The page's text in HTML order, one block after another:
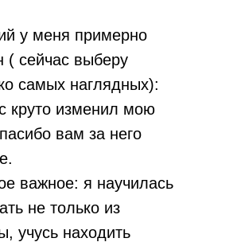
у меня примерно
( сейчас выберу
самых наглядных):
круто изменил мою
вам за него
важное: я научилась
не только из
учусь находить